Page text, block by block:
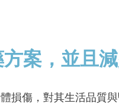
案，並且
損傷，對其生活品質